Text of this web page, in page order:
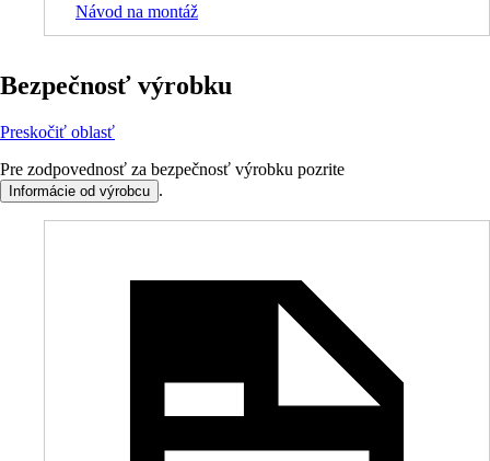
Návod na montáž
Bezpečnosť výrobku
Preskočiť oblasť
Pre zodpovednosť za bezpečnosť výrobku pozrite
Informácie od výrobcu .